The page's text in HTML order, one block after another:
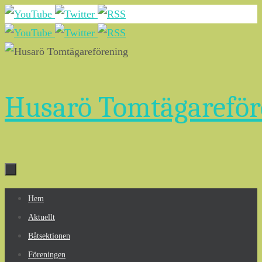
Hoppa
till
innehållet
Husarö
Hoppa
innehållet
Hem
Aktuellt
Båtsektionen
Föreningen